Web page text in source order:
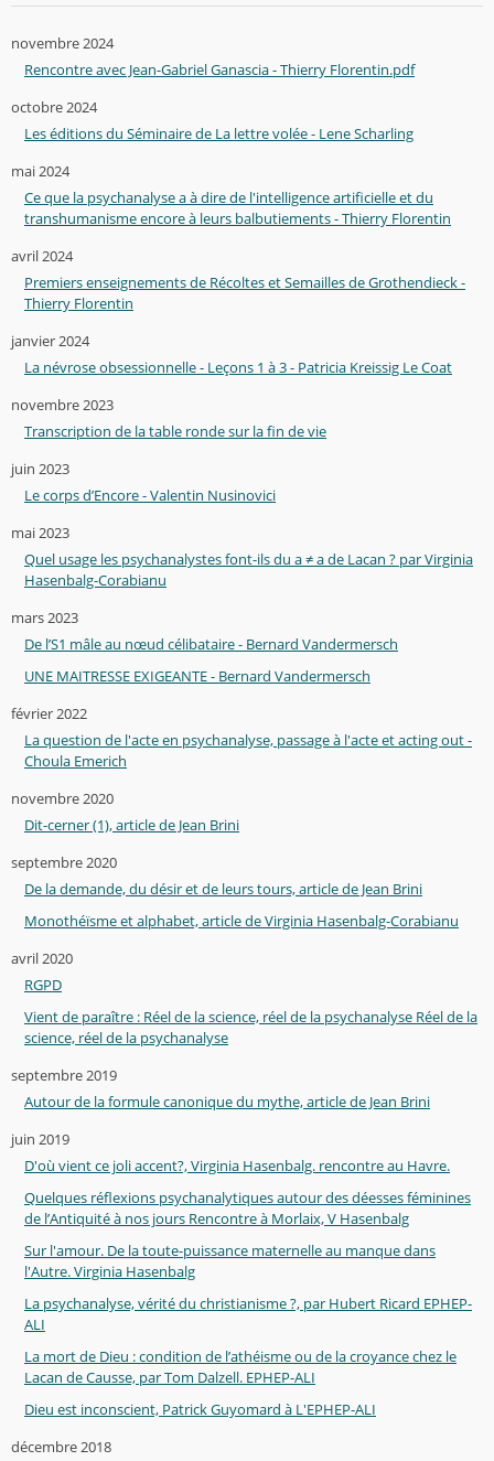
novembre 2024
Rencontre avec Jean-Gabriel Ganascia - Thierry Florentin.pdf
octobre 2024
Les éditions du Séminaire de La lettre volée - Lene Scharling
mai 2024
Ce que la psychanalyse a à dire de l'intelligence artificielle et du
transhumanisme encore à leurs balbutiements - Thierry Florentin
avril 2024
Premiers enseignements de Récoltes et Semailles de Grothendieck -
Thierry Florentin
janvier 2024
La névrose obsessionnelle - Leçons 1 à 3 - Patricia Kreissig Le Coat
novembre 2023
Transcription de la table ronde sur la fin de vie
juin 2023
Le corps d’Encore - Valentin Nusinovici
mai 2023
Quel usage les psychanalystes font-ils du a ≠ a de Lacan ? par Virginia
Hasenbalg-Corabianu
mars 2023
De l’S1 mâle au nœud célibataire - Bernard Vandermersch
UNE MAITRESSE EXIGEANTE - Bernard Vandermersch
février 2022
La question de l'acte en psychanalyse, passage à l'acte et acting out -
Choula Emerich
novembre 2020
Dit-cerner (1), article de Jean Brini
septembre 2020
De la demande, du désir et de leurs tours, article de Jean Brini
Monothéïsme et alphabet, article de Virginia Hasenbalg-Corabianu
avril 2020
RGPD
Vient de paraître : Réel de la science, réel de la psychanalyse Réel de la
science, réel de la psychanalyse
septembre 2019
Autour de la formule canonique du mythe, article de Jean Brini
juin 2019
D'où vient ce joli accent?, Virginia Hasenbalg. rencontre au Havre.
Quelques réflexions psychanalytiques autour des déesses féminines
de l’Antiquité à nos jours Rencontre à Morlaix, V Hasenbalg
Sur l'amour. De la toute-puissance maternelle au manque dans
l'Autre. Virginia Hasenbalg
La psychanalyse, vérité du christianisme ?, par Hubert Ricard EPHEP-
ALI
La mort de Dieu : condition de l’athéisme ou de la croyance chez le
Lacan de Causse, par Tom Dalzell. EPHEP-ALI
Dieu est inconscient, Patrick Guyomard à L'EPHEP-ALI
décembre 2018